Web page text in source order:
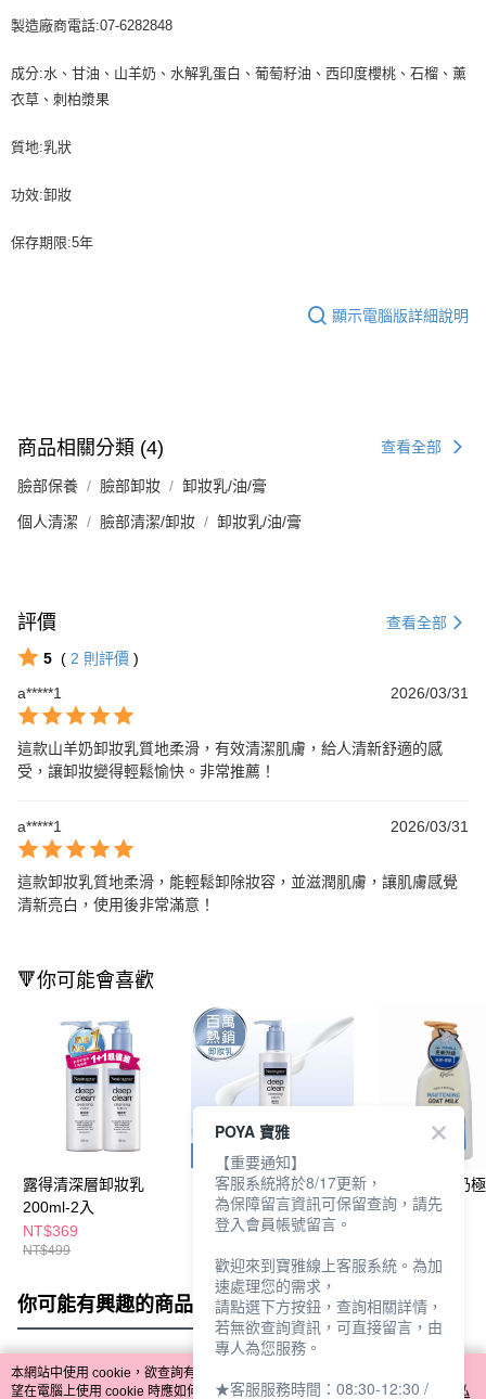
製造廠商電話:07-6282848
成分:水、甘油、山羊奶、水解乳蛋白、葡萄籽油、西印度櫻桃、石榴、薰
衣草、刺柏漿果
質地:乳狀
功效:卸妝
保存期限:5年
顯示電腦版詳細說明
商品相關分類 (4) 查看全部
臉部保養 臉部卸妝 卸妝乳/油/膏
個人清潔 臉部清潔/卸妝 卸妝乳/油/膏
評價 查看全部
5 ( 2 則評價 )
a*****1
2026/03/31
這款山羊奶卸妝乳質地柔滑，有效清潔肌膚，給人清新舒適的感
受，讓卸妝變得輕鬆愉快。非常推薦！
a*****1 2026/03/31
這款卸妝乳質地柔滑，能輕鬆卸除妝容，並滋潤肌膚，讓肌膚感覺
清新亮白，使用後非常滿意！
🔻你可能會喜歡
露得清深層卸妝乳
200ml-2入
NT$369
NT$499
露得清深層卸妝乳
200ml
NT$299
CK N-95山羊奶
白乳液500ml
你可能有興趣的商品 全站排行
熱門標籤
本網站中使用 cookie，欲查詢有關本網站使用 cookie 方式之詳情，及若您不希
望在電腦上使用 cookie 時應如何變更電腦的 cookie 設定，請參閱本網站「
隱私
POYA 寶雅
【重要通知】
客服系統將於8/17更新，
為保障留言資訊可保留查詢，請先
登入會員帳號留言。
歡迎來到寶雅線上客服系統。為加
速處理您的需求，
請點選下方按鈕，查詢相關詳情，
若無欲查詢資訊，可直接留言，由
專人為您服務。
★客服服務時間：08:30-12:30 /